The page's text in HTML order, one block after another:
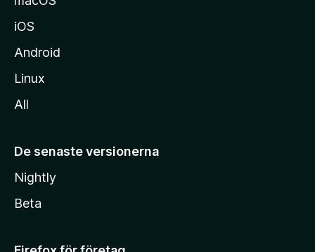
iOS
Android
Linux
All
De senaste versionerna
Nightly
Beta